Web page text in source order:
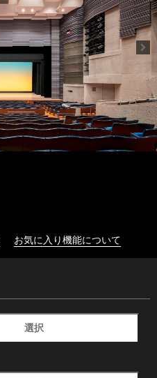
お気に入り機能について
選択